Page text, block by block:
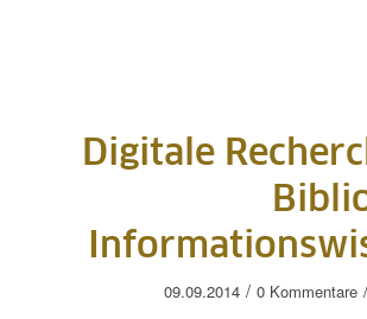
Digitale
09.09.2014 / 0 Kommentare /